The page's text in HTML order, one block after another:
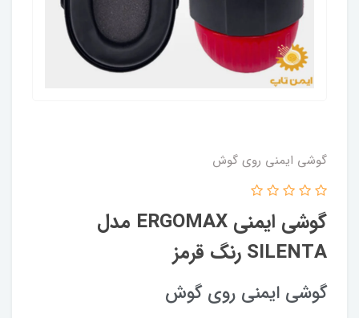
گوشی ایمنی روی گوش
گوشی ایمنی ERGOMAX مدل
SILENTA رنگ قرمز
گوشی ایمنی روی گوش